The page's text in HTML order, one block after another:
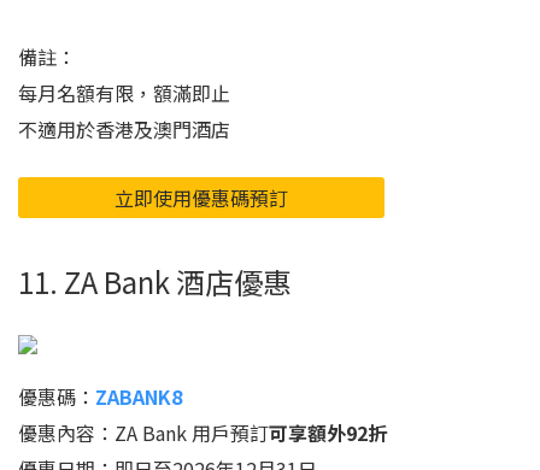
備註：
每月名額有限，額滿即止
不適用於香港及澳門酒店
立即使用優惠碼預訂
11. ZA Bank 酒店優惠
優惠碼： ZABANK8
優惠內容：ZA Bank 用戶預訂可享額外92折